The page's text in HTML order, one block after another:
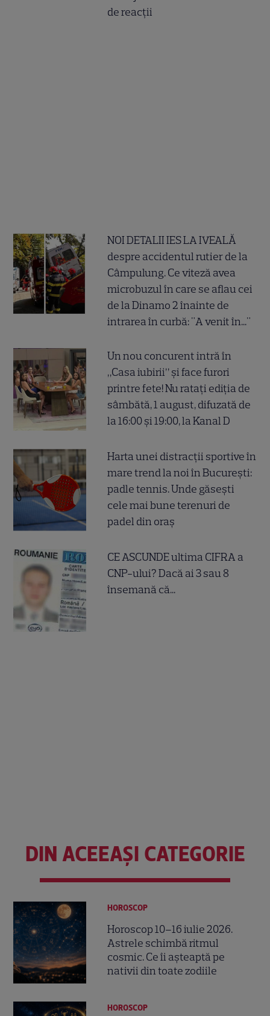
de reacții
NOI DETALII IES LA IVEALĂ
despre accidentul rutier de la
Câmpulung. Ce viteză avea
microbuzul în care se aflau cei
de la Dinamo 2 înainte de
intrarea în curbă: "A venit în..."
Un nou concurent intră în
„Casa iubirii” și face furori
printre fete! Nu ratați ediția de
sâmbătă, 1 august, difuzată de
la 16:00 și 19:00, la Kanal D
Harta unei distracții sportive în
mare trend la noi în București:
padle tennis. Unde găsești
cele mai bune terenuri de
padel din oraș
CE ASCUNDE ultima CIFRA a
CNP-ului? Dacă ai 3 sau 8
însemană că...
DIN ACEEAȘI CATEGORIE
HOROSCOP
Horoscop 10–16 iulie 2026.
Astrele schimbă ritmul
cosmic. Ce îi așteaptă pe
nativii din toate zodiile
HOROSCOP